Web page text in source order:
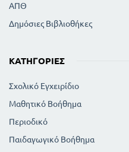
ΑΠΘ
Δημόσιες Βιβλιοθήκες
ΚΑΤΗΓΟΡΊΕΣ
Σχολικό Εγχειρίδιο
Μαθητικό Βοήθημα
Περιοδικό
Παιδαγωγικό Βοήθημα